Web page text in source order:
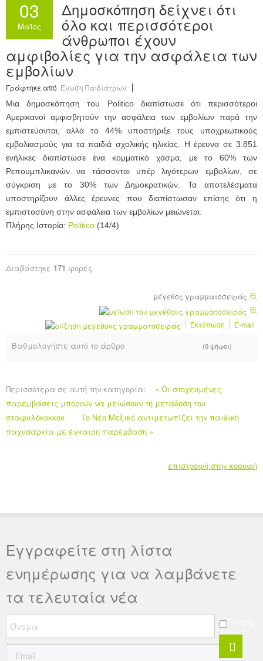
03
Μαϊος
Δημοσκόπηση δείχνει ότι
όλο και περισσότεροι
άνθρωποι έχουν
αμφιβολίες για την ασφάλεια των
εμβολίων
Γράφτηκε από Ένωση Παιδιάτρων
Μια δημοσκόπηση του Politico διαπίστωσε ότι περισσότεροι
Αμερικανοί αμφισβητούν την ασφάλεια των εμβολίων παρά την
εμπιστεύονται, αλλά το 44% υποστήριξε τους υποχρεωτικούς
εμβολιασμούς για τα παιδιά σχολικής ηλικίας. Η έρευνα σε 3.851
ενήλικες διαπίστωσε ένα κομματικό χάσμα, με το 60% των
Ρεπουμπλικανών να τάσσονται υπέρ λιγότερων εμβολίων, σε
σύγκριση με το 30% των Δημοκρατικών. Τα αποτελέσματα
υποστηρίζουν άλλες έρευνες που διαπίστωσαν επίσης ότι η
εμπιστοσύνη στην ασφάλεια των εμβολίων μειώνεται.
Πλήρης Ιστορία: Politico (14/4)
Διαβάστηκε 171 φορές
μέγεθος γραμματοσειράς
Εκτύπωση E-mail
Βαθμολογήστε αυτό το άρθρο (0 ψήφοι)
Περισσότερα σε αυτή την κατηγορία:
« Οι στοχευμένες
παρεμβάσεις μπορούν να μειώσουν τη μετάδοση του
σταφυλόκοκκου
Το Νέο Μεξικό αντιμετωπίζει την παιδική
παχυσαρκία με έγκαιρη παρέμβαση »
επιστροφή στην κορυφή
Εγγραφείτε στη λίστα
ενημέρωσης για να λαμβάνετε
τα τελευταία νέα
Γονείς
Ανακοινώσεις
Εργαλεία για Παιδιάτρους
Χρήσιμα Links
Επεξεργασία Προφίλ